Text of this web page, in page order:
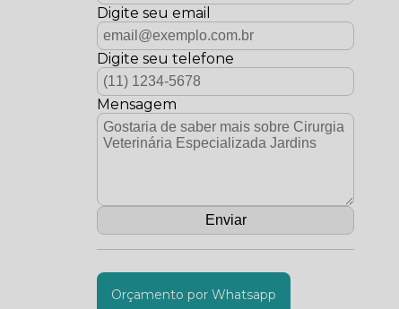
Digite seu email
Digite seu telefone
Mensagem
Orçamento por Whatsapp